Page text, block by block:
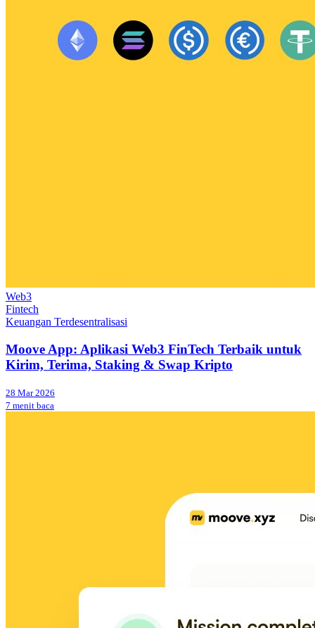
Web3
Fintech
Keuangan Terdesentralisasi
Moove App: Aplikasi Web3 FinTech Terbaik untuk
Kirim, Terima, Staking & Swap Kripto
28 Mar 2026
7 menit baca